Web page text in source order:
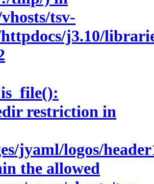
tsv-
j3.10/
restriction in
jyaml/logos/
the allowed